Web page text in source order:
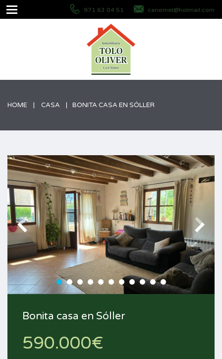
971 63 04 51 canximet@hotmail.com
HOME CASA BONITA CASA EN SÓLLER
Bonita casa en Sóller
590.000€